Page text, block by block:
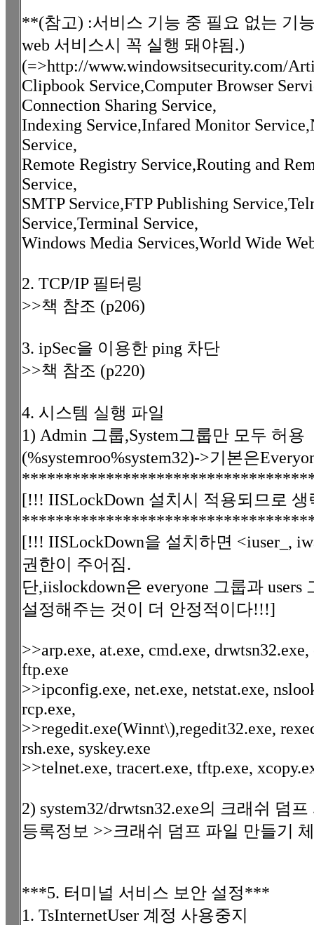
**(참고) :서비스 기능 중 필요 없는 기
web 서비스시 꼭 실행 돼야됨.)
(=>http://www.windowsitsecurity.com/
Clipbook Service,Computer Browser
Connection Sharing Service,
Indexing Service,Infared Monitor
Service,
Remote Registry Service,Routing and
Service,
SMTP Service,FTP Publishing
Service,Terminal Service,
Windows Media Services,World Wide
2. TCP/IP 필터링
>>책 참조 (p206)
3. ipSec을 이용한 ping 차단
>>책 참조 (p220)
4. 시스템 실행 파일
1) Admin 그룹,System그룹만 모두 허용
(%systemroo%system32)->기본은
[!!! IISLockDown 설치시 적용되므로
[!!! IISLockDown을 설치하면 <iuser_,
권한이 주어짐.
단,iislockdown은 everyone 그룹과
설정해주는 것이 더 안정적이다!!!]
>>arp.exe, at.exe, cmd.exe,
ftp.exe
>>ipconfig.exe, net.exe, netstat.exe,
rcp.exe,
>>regedit.exe(Winnt\),regedit32.exe,
rsh.exe, syskey.exe
>>telnet.exe, tracert.exe, tftp.exe,
2) system32/drwtsn32.exe의 크래쉬 덤
등록정보 >>크래쉬 덤프 파일 만들기
***5. 터미널 서비스 보안 설정***
1. TsInternetUser 계정 사용중지